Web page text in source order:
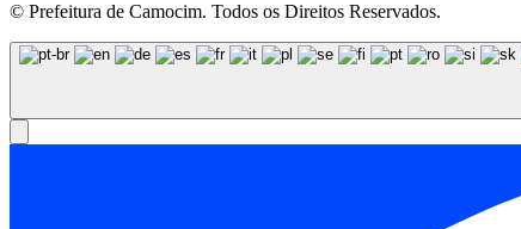
© Prefeitura de Camocim. Todos os Direitos Reservados.